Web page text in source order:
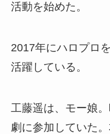
活動を始めた。
2017年にハロプロ
活躍している。
工藤遥は、モー娘
劇に参加していた